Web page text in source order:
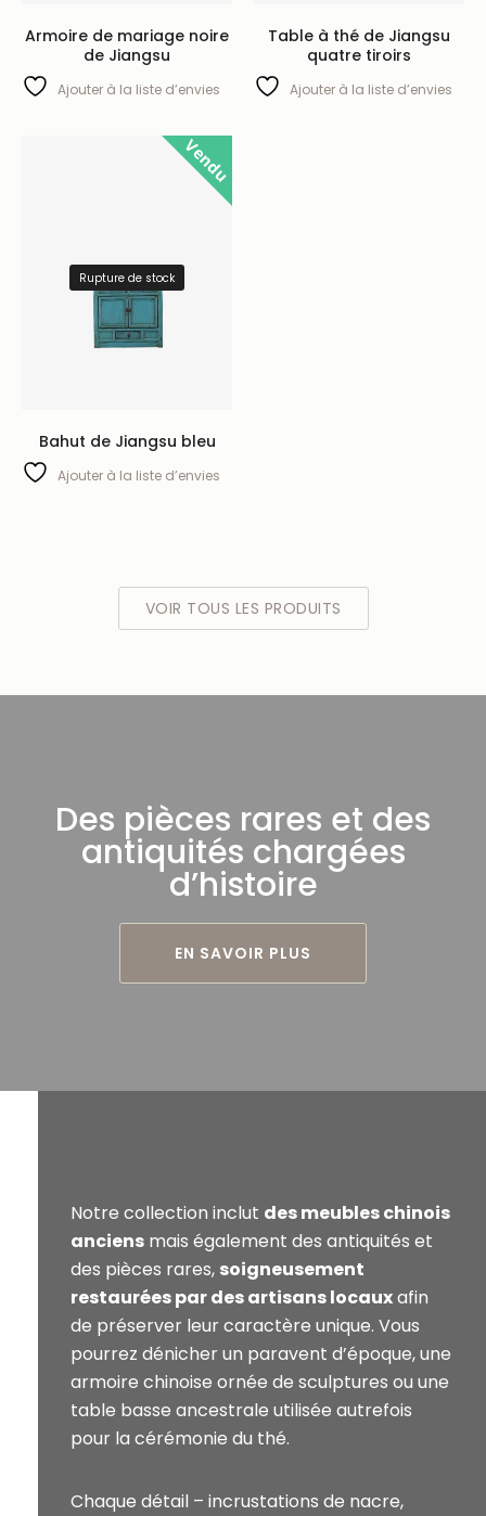
Armoire de mariage noire
de Jiangsu
Ajouter à la liste d’envies
Table à thé de Jiangsu
quatre tiroirs
Ajouter à la liste d’envies
Vendu
Rupture de stock
Bahut de Jiangsu bleu
Ajouter à la liste d’envies
VOIR TOUS LES PRODUITS
Des pièces rares et des
antiquités chargées
d’histoire
EN SAVOIR PLUS
Notre collection inclut des meubles chinois
anciens mais également des antiquités et
des pièces rares, soigneusement
restaurées par des artisans locauxafin
de préserver leur caractère unique. Vous
pourrez dénicher un paravent d’époque, une
armoire chinoise ornée de sculptures ou une
table basse ancestrale utilisée autrefois
pour la cérémonie du thé.
Chaque détail – incrustations de nacre,